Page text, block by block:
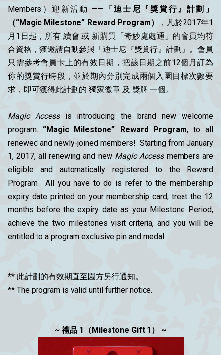
Members）迎新活動 —— 「迪士尼『獎賞行』計劃」
（“Magic Milestone” Reward Program）
，凡於2017年1
月1日起，所有 續會 或 新購買「奇妙處處通」的會員均符
合資格，獲邀請自動參與「迪士尼『獎賞行』計劃」。會員
只需參考會員卡上的有效日期，把該日期之前12個月訂為
你的獎賞行時段，並於期內分別完成兩個入園目標次數要
求，即可獲得此計劃的 獨家徽章 及 獎牌 一個。
Magic Accessis introducing the brand new welcome
program, “Magic Milestone” Reward Program, to all
renewed and newly-joined members! Starting from January
1, 2017, all renewing and new Magic Accessmembers are
eligible and automatically registered to the Reward
Program. All you have to do is refer to the membership
expiry date printed on your membership card, treat the 12
months before the expiry date as your Milestone Period,
achieve the two milestones visit criteria, and you will be
entitled to a program exclusive pin and medal.
** 此計劃的有效期直至園方另行通知。
** The program is valid until further notice.
~ 禮品 1（Milestone Gift 1） ~